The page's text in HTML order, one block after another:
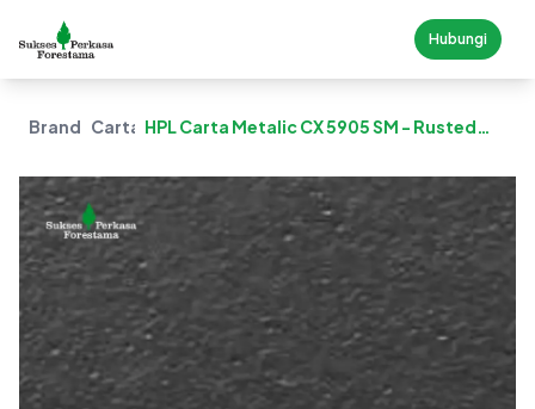
Hubungi
Brand Carta HPL Carta Metalic CX 5905 SM - Rusted